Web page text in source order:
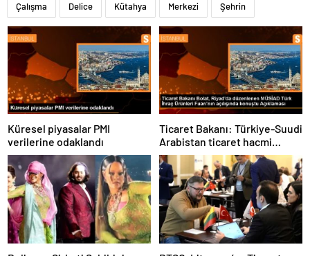
Çalışma Delice Kütahya Merkezi Şehrin
Küresel piyasalar PMI
verilerine odaklandı
Ticaret Bakanı: Türkiye-Suudi
Arabistan ticaret hacmi
artacak